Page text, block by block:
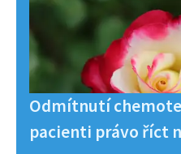
Odmítnutí
pacienti právo říct